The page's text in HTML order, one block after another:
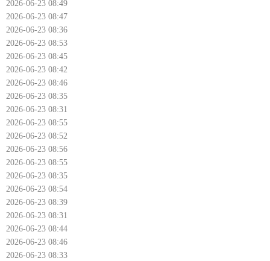
2026-06-23 08:49
2026-06-23 08:47
2026-06-23 08:36
2026-06-23 08:53
2026-06-23 08:45
2026-06-23 08:42
2026-06-23 08:46
2026-06-23 08:35
2026-06-23 08:31
2026-06-23 08:55
2026-06-23 08:52
2026-06-23 08:56
2026-06-23 08:55
2026-06-23 08:35
2026-06-23 08:54
2026-06-23 08:39
2026-06-23 08:31
2026-06-23 08:44
2026-06-23 08:46
2026-06-23 08:33